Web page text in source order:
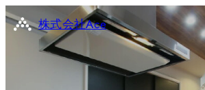
株式会社Ace